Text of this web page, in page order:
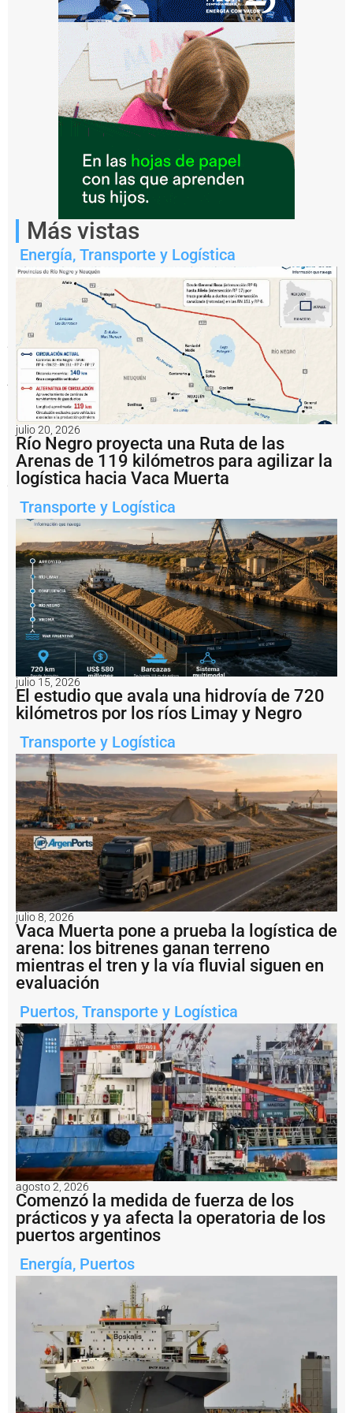
salieron
al
cruce
de
la
fuerza
impulsada
por
advirtieron
conflicto
responde
motivaciones
políticas
la
actividad.
Notas
relacionadas
C
I
A
R
c
a
li
fi
c
ó
d
e
“
d
e
s
o
r
b
it
a
n
t
e
”
e
l
r
e
c
l
a
m
a
c
e
it
e
r
o
y
h
a
l
ó
i
Más vistas
Energía, Transporte y Logística
julio 20, 2026
Río Negro proyecta una Ruta de las
Arenas de 119 kilómetros para agilizar la
logística hacia Vaca Muerta
Transporte y Logística
julio 15, 2026
El estudio que avala una hidrovía de 720
kilómetros por los ríos Limay y Negro
Transporte y Logística
julio 8, 2026
Vaca Muerta pone a prueba la logística de
arena: los bitrenes ganan terreno
mientras el tren y la vía fluvial siguen en
evaluación
Puertos, Transporte y Logística
agosto 2, 2026
Comenzó la medida de fuerza de los
prácticos y ya afecta la operatoria de los
puertos argentinos
Energía, Puertos